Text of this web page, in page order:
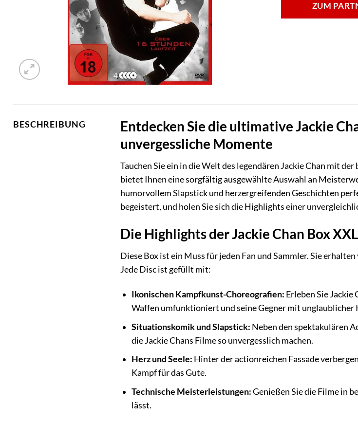
ZUM
BESCHREIBUNG
Entdecken Sie die ultimative Jackie
unvergessliche Momente
Tauchen Sie ein in die Welt des legendären Jackie Chan mit
bietet Ihnen eine sorgfältig ausgewählte Auswahl an
humorvollem Slapstick und herzergreifenden Geschichten
begeistert, und holen Sie sich die Highlights einer
Die Highlights der Jackie Chan Box
Diese Box ist ein Muss für jeden Fan und Sammler. Sie
Jede Disc ist gefüllt mit:
Ikonischen Kampfkunst-Choreografien: Erleben Sie
Waffen umfunktioniert und seine Gegner mit
Situationskomik und Slapstick: Neben den spektakulären
die Jackie Chans Filme so unvergesslich machen.
Herz und Seele: Hinter der actionreichen Fassade
Kampf für das Gute.
Technische Meisterleistungen:Genießen Sie die Filme in
lässt.